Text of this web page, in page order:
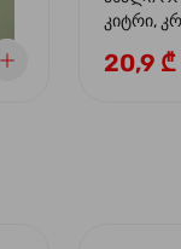
კიტრი,
20,9 ₾